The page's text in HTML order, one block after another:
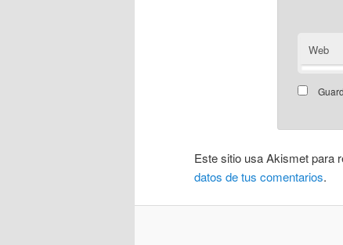
Web
Este sitio usa Akismet para
datos de tus comentarios.